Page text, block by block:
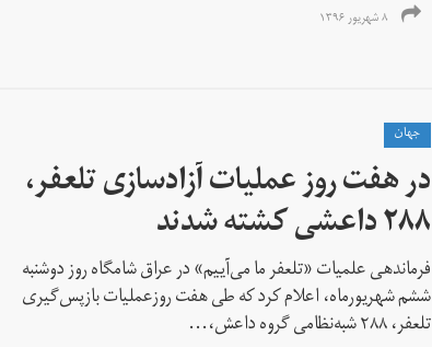
۸ شهریور ۱۳۹۶
جهان
در هفت روز عملیات آزادسازی تلعفر،
۲۸۸ داعشی کشته شدند
فرماندهی علمیات «تلعفر ما می‌آییم» در عراق شامگاه روز دوشنبه
ششم شهریورماه، اعلام کرد که طی هفت روزعملیات بازپس‌گیری
تلعفر، ۲۸۸ شبه‌نظامی گروه داعش،...